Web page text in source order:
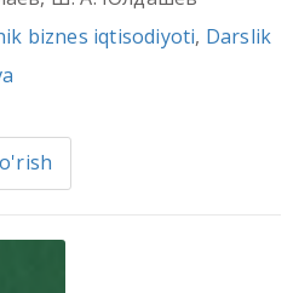
biznes iqtisodiyoti, Darslik